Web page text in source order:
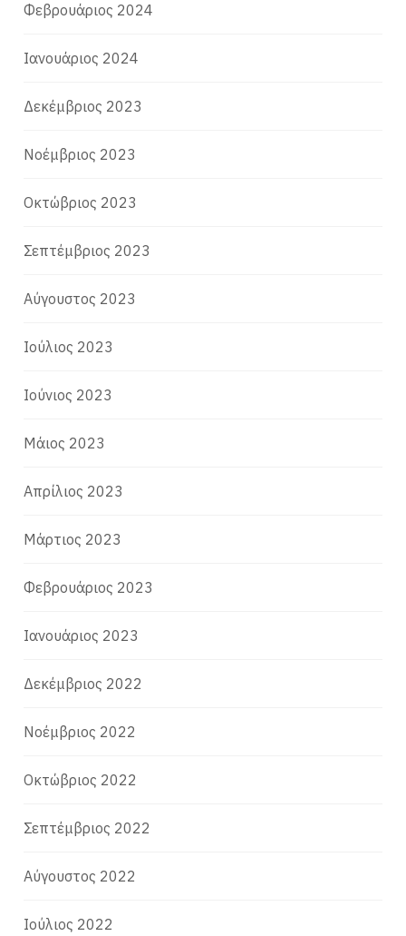
Φεβρουάριος 2024
Ιανουάριος 2024
Δεκέμβριος 2023
Νοέμβριος 2023
Οκτώβριος 2023
Σεπτέμβριος 2023
Αύγουστος 2023
Ιούλιος 2023
Ιούνιος 2023
Μάιος 2023
Απρίλιος 2023
Μάρτιος 2023
Φεβρουάριος 2023
Ιανουάριος 2023
Δεκέμβριος 2022
Νοέμβριος 2022
Οκτώβριος 2022
Σεπτέμβριος 2022
Αύγουστος 2022
Ιούλιος 2022